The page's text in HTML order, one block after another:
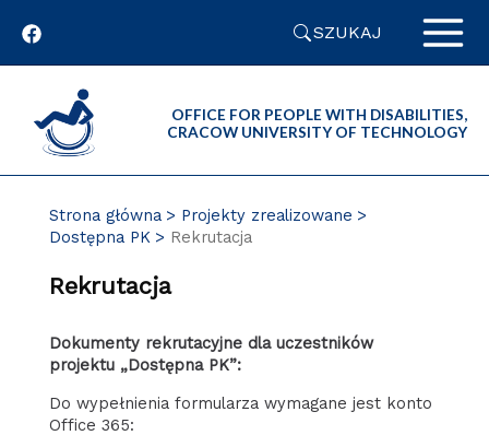
SZUKAJ
OFFICE FOR PEOPLE WITH DISABILITIES,
CRACOW UNIVERSITY OF TECHNOLOGY
Strona główna
Projekty zrealizowane
Dostępna PK
Rekrutacja
Rekrutacja
Dokumenty rekrutacyjne dla uczestników
projektu „Dostępna PK”:
Do wypełnienia formularza wymagane jest konto
Office 365: